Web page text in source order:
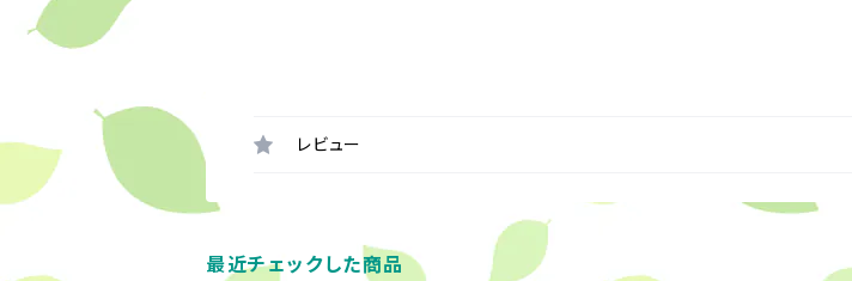
レビュー
最近チェックした商品